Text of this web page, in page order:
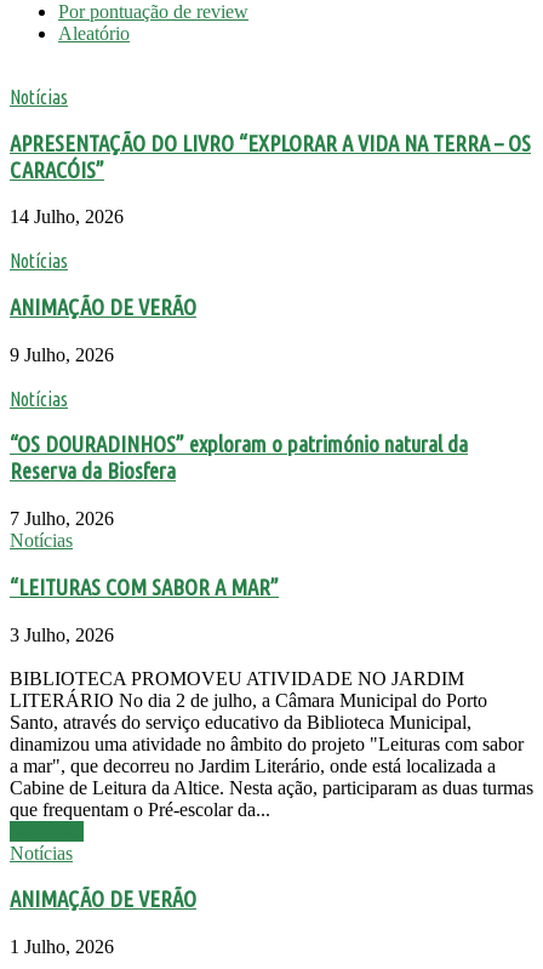
Por pontuação de review
Aleatório
Notícias
APRESENTAÇÃO DO LIVRO “EXPLORAR A VIDA NA TERRA – OS
CARACÓIS”
14 Julho, 2026
Notícias
ANIMAÇÃO DE VERÃO
9 Julho, 2026
Notícias
“OS DOURADINHOS” exploram o património natural da
Reserva da Biosfera
7 Julho, 2026
Notícias
“LEITURAS COM SABOR A MAR”
3 Julho, 2026
BIBLIOTECA PROMOVEU ATIVIDADE NO JARDIM
LITERÁRIO No dia 2 de julho, a Câmara Municipal do Porto
Santo, através do serviço educativo da Biblioteca Municipal,
dinamizou uma atividade no âmbito do projeto "Leituras com sabor
a mar", que decorreu no Jardim Literário, onde está localizada a
Cabine de Leitura da Altice. Nesta ação, participaram as duas turmas
que frequentam o Pré-escolar da...
Notícias
ANIMAÇÃO DE VERÃO
1 Julho, 2026